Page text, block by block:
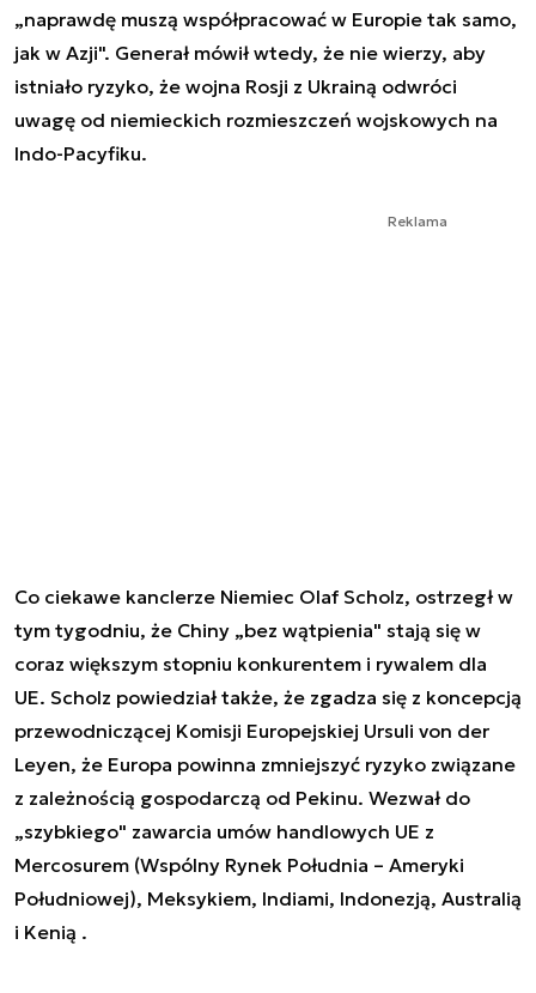
„naprawdę muszą współpracować w Europie tak samo,
jak w Azji". Generał mówił wtedy, że nie wierzy, aby
istniało ryzyko, że wojna Rosji z Ukrainą odwróci
uwagę od niemieckich rozmieszczeń wojskowych na
Indo-Pacyfiku.
Reklama
Co ciekawe kanclerze Niemiec Olaf Scholz, ostrzegł w
tym tygodniu, że Chiny „bez wątpienia" stają się w
coraz większym stopniu konkurentem i rywalem dla
UE. Scholz powiedział także, że zgadza się z koncepcją
przewodniczącej Komisji Europejskiej Ursuli von der
Leyen, że Europa powinna zmniejszyć ryzyko związane
z zależnością gospodarczą od Pekinu. Wezwał do
„szybkiego" zawarcia umów handlowych UE z
Mercosurem (Wspólny Rynek Południa – Ameryki
Południowej), Meksykiem, Indiami, Indonezją, Australią
i Kenią .